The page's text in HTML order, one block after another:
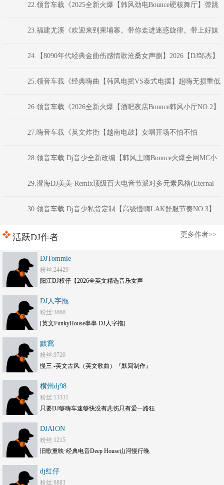
摇舞曲串烧22.领音车载《2025全新火爆【韩风劲电Bounce硬核舞厅】弹跳
重低音》(Dj音少Mix)
23.福建尤溪《欢迎来到柬埔寨。带你走进迷惑旋律。带上好妹
子100分钟夜店汽车音乐串烧》福建DJ阿财
24.【8090年代经典金曲伤感情歌沧桑女声捌】2026【DJ邹杰】
25.领音车载《经典嗨曲【韩风电摇VS泰式电摆】超嗨无损重低
音炮》(Dj红仔Mix)
26.领音车载《2026全新火爆【酒吧夜店Bounce韩风小厅NO.2】
硬核劲电弹跳电音(Dj音少Mix)
27.嗨音车载《英文炸街【越南电鼓】女唱开场不怕不怕
VNHouse混音车载串烧大碟》 河南DJ彦航
28.领音车载 Dj音少全新改编【韩风土嗨Bounce火爆全网MC小
洲经典语录】现场喊麦跳舞大碟
29.澄海DJ美美-Remix顶级百大电音节派对多元素风格(Eternal
Night)商业蹦迪连版串烧
30.领音车载 Dj音少私货定制【高级慢嗨LAK舒服节奏NO.3】
弹跳越鼓VK电音
活跃DJ作者 更多作者>>
DJTommie
粉丝:24429
阳江DJ权仔【2026全英文精选音乐女声
DJ人字拖
粉丝:3868
[英文FunkyHouse串串 DJ人字拖]
默寫
粉丝:9720
慢三 -英文古风（英文歌曲）『默寫制作』
横州dj98
粉丝:13331
只要DJ够嗨车速够快没有悲伤只有爱一路狂
DJAION
粉丝:1215
旧歌重映·经典电音Deep House山河慢行晚
dj红仔
粉丝:8883